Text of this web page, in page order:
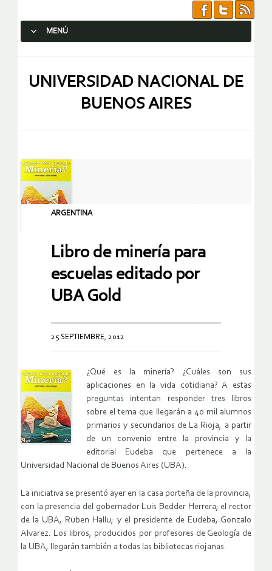
MENÚ
UNIVERSIDAD NACIONAL DE
BUENOS AIRES
ARGENTINA
Libro de minería para
escuelas editado por
UBA Gold
25 SEPTIEMBRE, 2012
¿Qué es la minería? ¿Cuáles son sus
aplicaciones en la vida cotidiana? A estas
preguntas intentan responder tres libros
sobre el tema que llegarán a 40 mil alumnos
primarios y secundarios de La Rioja, a partir
de un convenio entre la provincia y la
editorial Eudeba que pertenece a la
Universidad Nacional de Buenos Aires (UBA).
La iniciativa se presentó ayer en la casa porteña de la provincia,
con la presencia del gobernador Luis Bedder Herrera; el rector
de la UBA, Ruben Hallu; y el presidente de Eudeba, Gonzalo
Alvarez. Los libros, producidos por profesores de Geología de
la UBA, llegarán también a todas las bibliotecas riojanas.